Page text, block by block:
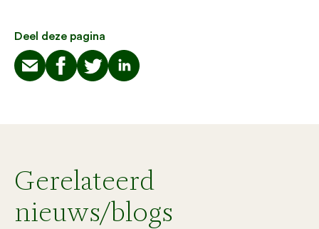
Deel deze pagina
Gerelateerd
nieuws/blogs